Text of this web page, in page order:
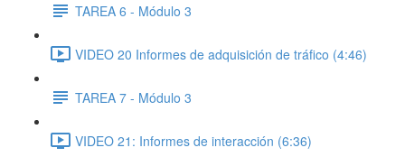
TAREA 6 - Módulo 3
VIDEO 20 Informes de adquisición de tráfico (4:46)
TAREA 7 - Módulo 3
VIDEO 21: Informes de interacción (6:36)